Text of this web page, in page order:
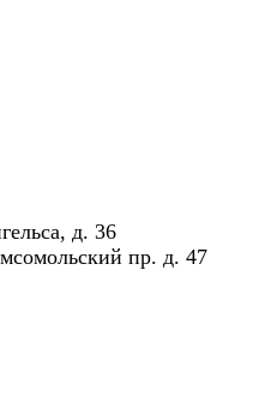
д. 36
пр. д. 47